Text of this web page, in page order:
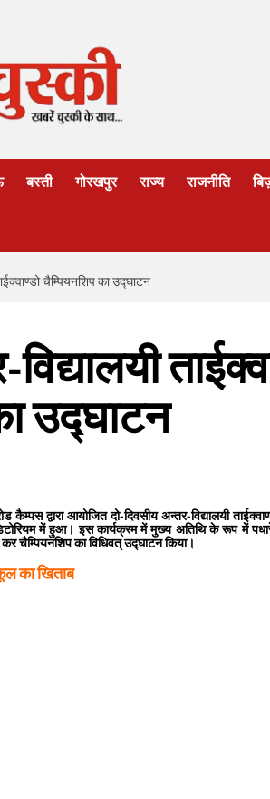
बस्ती गोरखपुर राज्य राजनीति
चैम्पियनशिप का उद्घाटन
उद्घाटन
कैम्पस द्वारा आयोजित दो-दिवसीय अन्तर-विद्यालयी
में हुआ। इस कार्यक्रम में मुख्य अतिथि के रूप में
चैम्पियनशिप का विधिवत् उद्घाटन किया।
का खिताब